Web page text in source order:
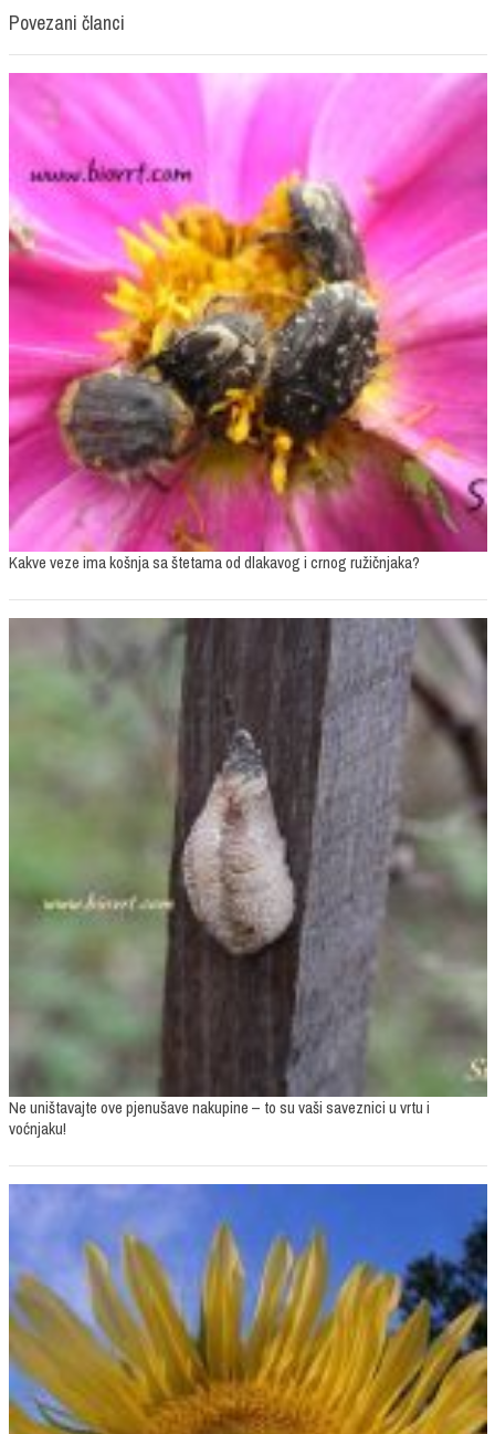
Povezani članci
Kakve veze ima košnja sa štetama od dlakavog i crnog ružičnjaka?
Ne uništavajte ove pjenušave nakupine – to su vaši saveznici u vrtu i
voćnjaku!